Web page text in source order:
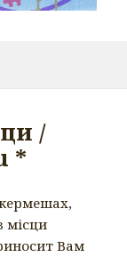
/
*
місци
Вам